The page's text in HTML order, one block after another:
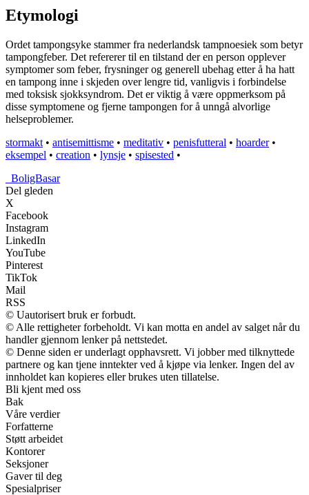
Etymologi
Ordet tampongsyke stammer fra nederlandsk tampnoesiek som betyr
tampongfeber. Det refererer til en tilstand der en person opplever
symptomer som feber, frysninger og generell ubehag etter å ha hatt
en tampong inne i skjeden over lengre tid, vanligvis i forbindelse
med toksisk sjokksyndrom. Det er viktig å være oppmerksom på
disse symptomene og fjerne tampongen for å unngå alvorlige
helseproblemer.
stormakt • antisemittisme • meditativ • penisfutteral • hoarder•
eksempel • creation • lynsje • spisested •
BoligBasar
Del gleden
X
Facebook
Instagram
LinkedIn
YouTube
Pinterest
TikTok
Mail
RSS
© Uautorisert bruk er forbudt.
© Alle rettigheter forbeholdt. Vi kan motta en andel av salget når du
handler gjennom lenker på nettstedet.
© Denne siden er underlagt opphavsrett. Vi jobber med tilknyttede
partnere og kan tjene inntekter ved å kjøpe via lenker. Ingen del av
innholdet kan kopieres eller brukes uten tillatelse.
Bli kjent med oss
Bak
Våre verdier
Forfatterne
Støtt arbeidet
Kontorer
Seksjoner
Gaver til deg
Spesialpriser